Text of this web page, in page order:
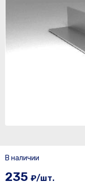
В наличии
235 ₽/шт.